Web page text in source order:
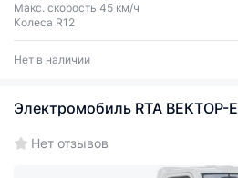
Макс. скорость 45 км/ч
Колеса R12
Нет в наличии
Электромобиль RTA ВЕКТОР-Е
Нет отзывов